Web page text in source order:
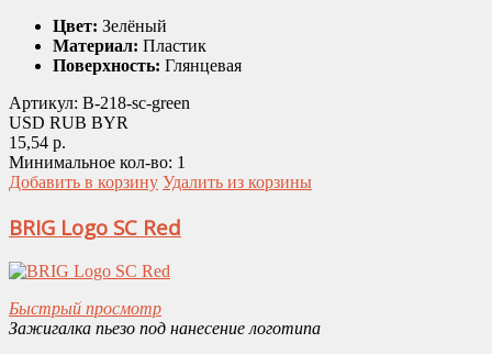
Цвет: Зелёный
Материал: Пластик
Поверхность: Глянцевая
Артикул: B-218-sc-green
USD RUB BYR
15,54 р.
Минимальное кол-во: 1
Добавить в корзину Удалить из корзины
BRIG Logo SC Red
Быстрый просмотр
Зажигалка пьезо под нанесение логотипа